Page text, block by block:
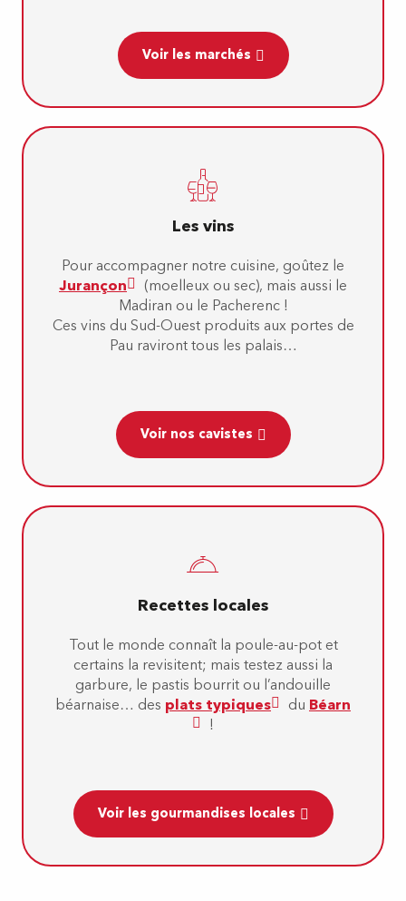
Voir les marchés
Les vins
Pour accompagner notre cuisine, goûtez le
Jurançon
(moelleux ou sec), mais aussi le
Madiran ou le Pacherenc !
Ces vins du Sud-Ouest produits aux portes de
Pau raviront tous les palais…
Voir nos cavistes
Recettes locales
Tout le monde connaît la poule-au-pot et
certains la revisitent; mais testez aussi la
garbure, le pastis bourrit ou l’andouille
béarnaise… des plats typiques du Béarn
!
Voir les gourmandises locales